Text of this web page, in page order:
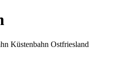
Küstenbahn Ostfriesland